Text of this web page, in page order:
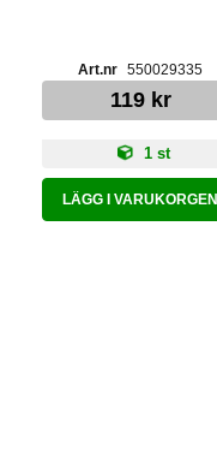
550029335
119 kr
1 st
LÄGG I VARUKORGEN